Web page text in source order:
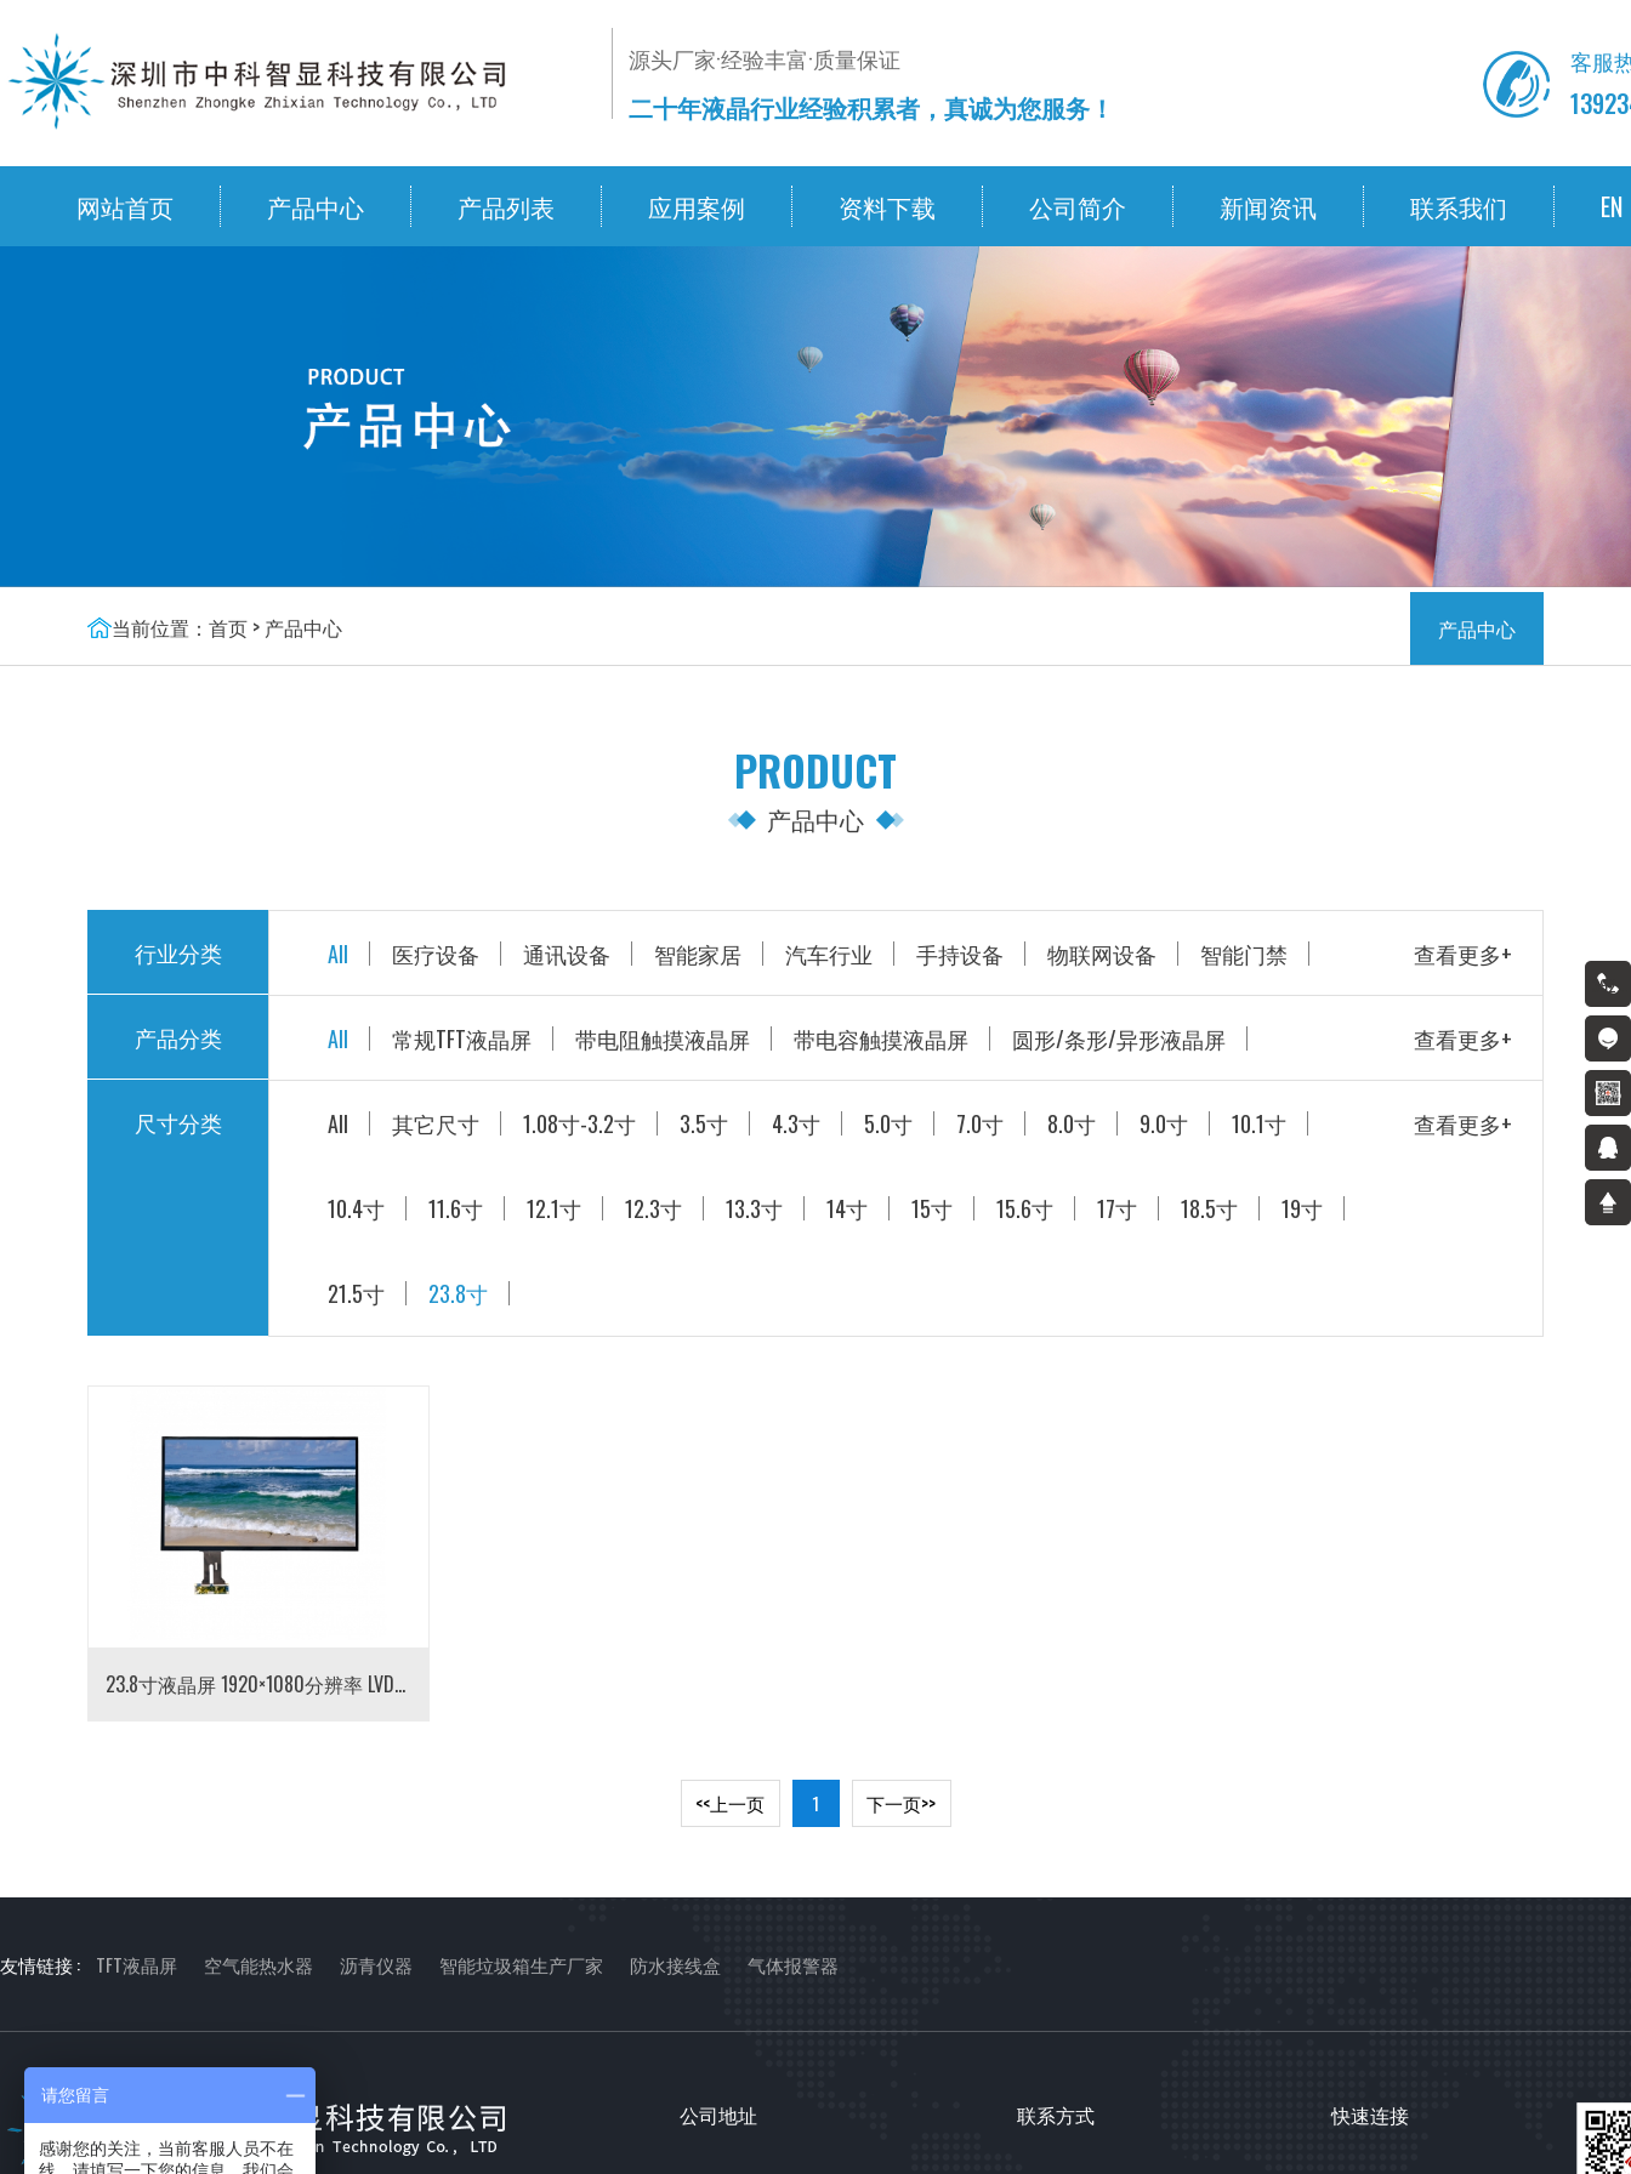
源头厂家·经验丰富·质量保证
二十年液晶行业经验积累者，真诚为您服务！
客服
网站首页 产品中心 产品列表 应用案例 资料下载 公司简介 新闻资讯 联系我们 EN
当前位置： 首页 > 产品中心 产品中心
PRODUCT
产品中心
行业分类 All 医疗设备 通讯设备 智能家居 汽车行业 手持设备 物联网设备 智能门禁 查看更多+
产品分类 All 常规TFT液晶屏 带电阻触摸液晶屏 带电容触摸液晶屏 圆形/条形/异形液晶屏
带驱动板液晶屏 定制/特制液晶屏 原装屏
查看更多+
尺寸分类 All 其它尺寸 1.08寸-3.2寸 3.5寸 4.3寸 5.0寸 7.0寸 8.0寸 9.0寸 10.1寸
10.4寸 11.6寸 12.1寸 12.3寸 13.3寸 14寸 15寸 15.6寸 17寸 18.5寸 19寸
21.5寸 23.8寸
查看更多+
23.8寸液晶屏 1920×1080分辨率 LVDS接口 30pin
<<上一页 1 下一页>>
友情链接 : TFT液晶屏 空气能热水器 沥青仪器 智能垃圾箱生产厂家 防水接线盒 气体报警器
公司地址 联系方式 快速连接
13923457816
请您留言
感谢您的关注，当前客服人员不在